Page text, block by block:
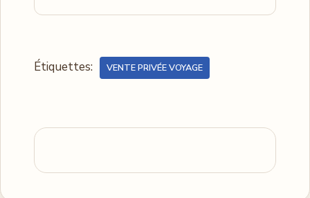
Étiquettes: VENTE PRIVÉE VOYAGE